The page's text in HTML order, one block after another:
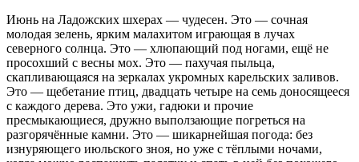
Июнь на Ладожских шхерах — чудесен. Это — сочная
молодая зелень, ярким малахитом играющая в лучах
северного солнца. Это — хлюпающий под ногами, ещё не
просохший с весны мох. Это — пахучая пыльца,
скапливающаяся на зеркалах укромных карельских заливов.
Это — щебетание птиц, двадцать четыре на семь доносящееся
с каждого дерева. Это ужи, гадюки и прочие
пресмыкающиеся, дружно выползающие погреться на
разгорячённые камни. Это — шикарнейшая погода: без
изнуряющего июльского зноя, но уже с тёплыми ночами,